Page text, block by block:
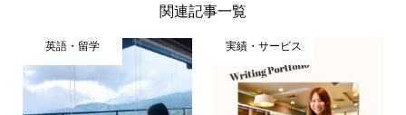
関連記事一覧
英語・留学 実績・サービス